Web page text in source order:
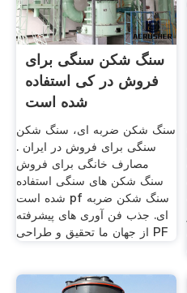
سنگ شکن سنگی برای
فروش در کی استفاده
شده است
سنگ شکن ضربه ای، سنگ شکن
سنگی برای فروش در ایران .
مصارف خانگی برای فروش
سنگ شکن های سنگی استفاده
شده است pf سنگ شکن ضربه
ای. جذب فن آوری های پیشرفته
از جهان ما تحقیق و طراحی PF